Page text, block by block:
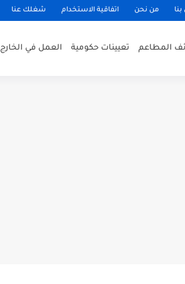
من نحن اتفاقية الاستخدام شغلك عنا
المطاعم تعيينات حكومية العمل في الخارج